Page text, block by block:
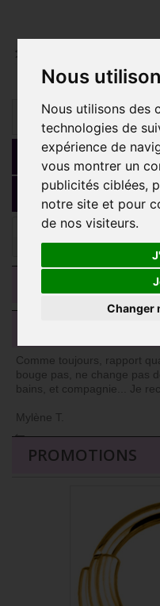
Nous
Nous utilisons des
technologies de
expérience de
vous montrer un
publicités ciblées,
notre site et pour
de nos visiteurs.
Changer
Panier (vide)
MENU
ANNEAUX, fers à
dégradé pour septum titane
Comme toujours, rapport
bouge pas, ne change pas
bains, et compagnie... Je
Mylène T.
←
PROMOTIONS